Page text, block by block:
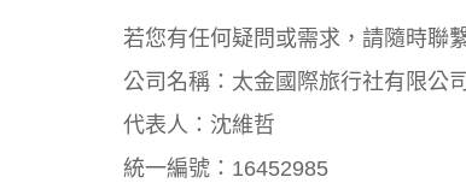
若您有任何疑問或需求，請隨時聯
公司名稱：太金國際旅行社有限公司
代表人：沈維哲
統一編號：16452985